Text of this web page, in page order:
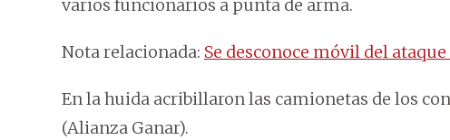
varios funcionarios a punta de arma.
Nota relacionada: Se desconoce móvil del
En la huida acribillaron las camionetas de los
(Alianza Ganar).